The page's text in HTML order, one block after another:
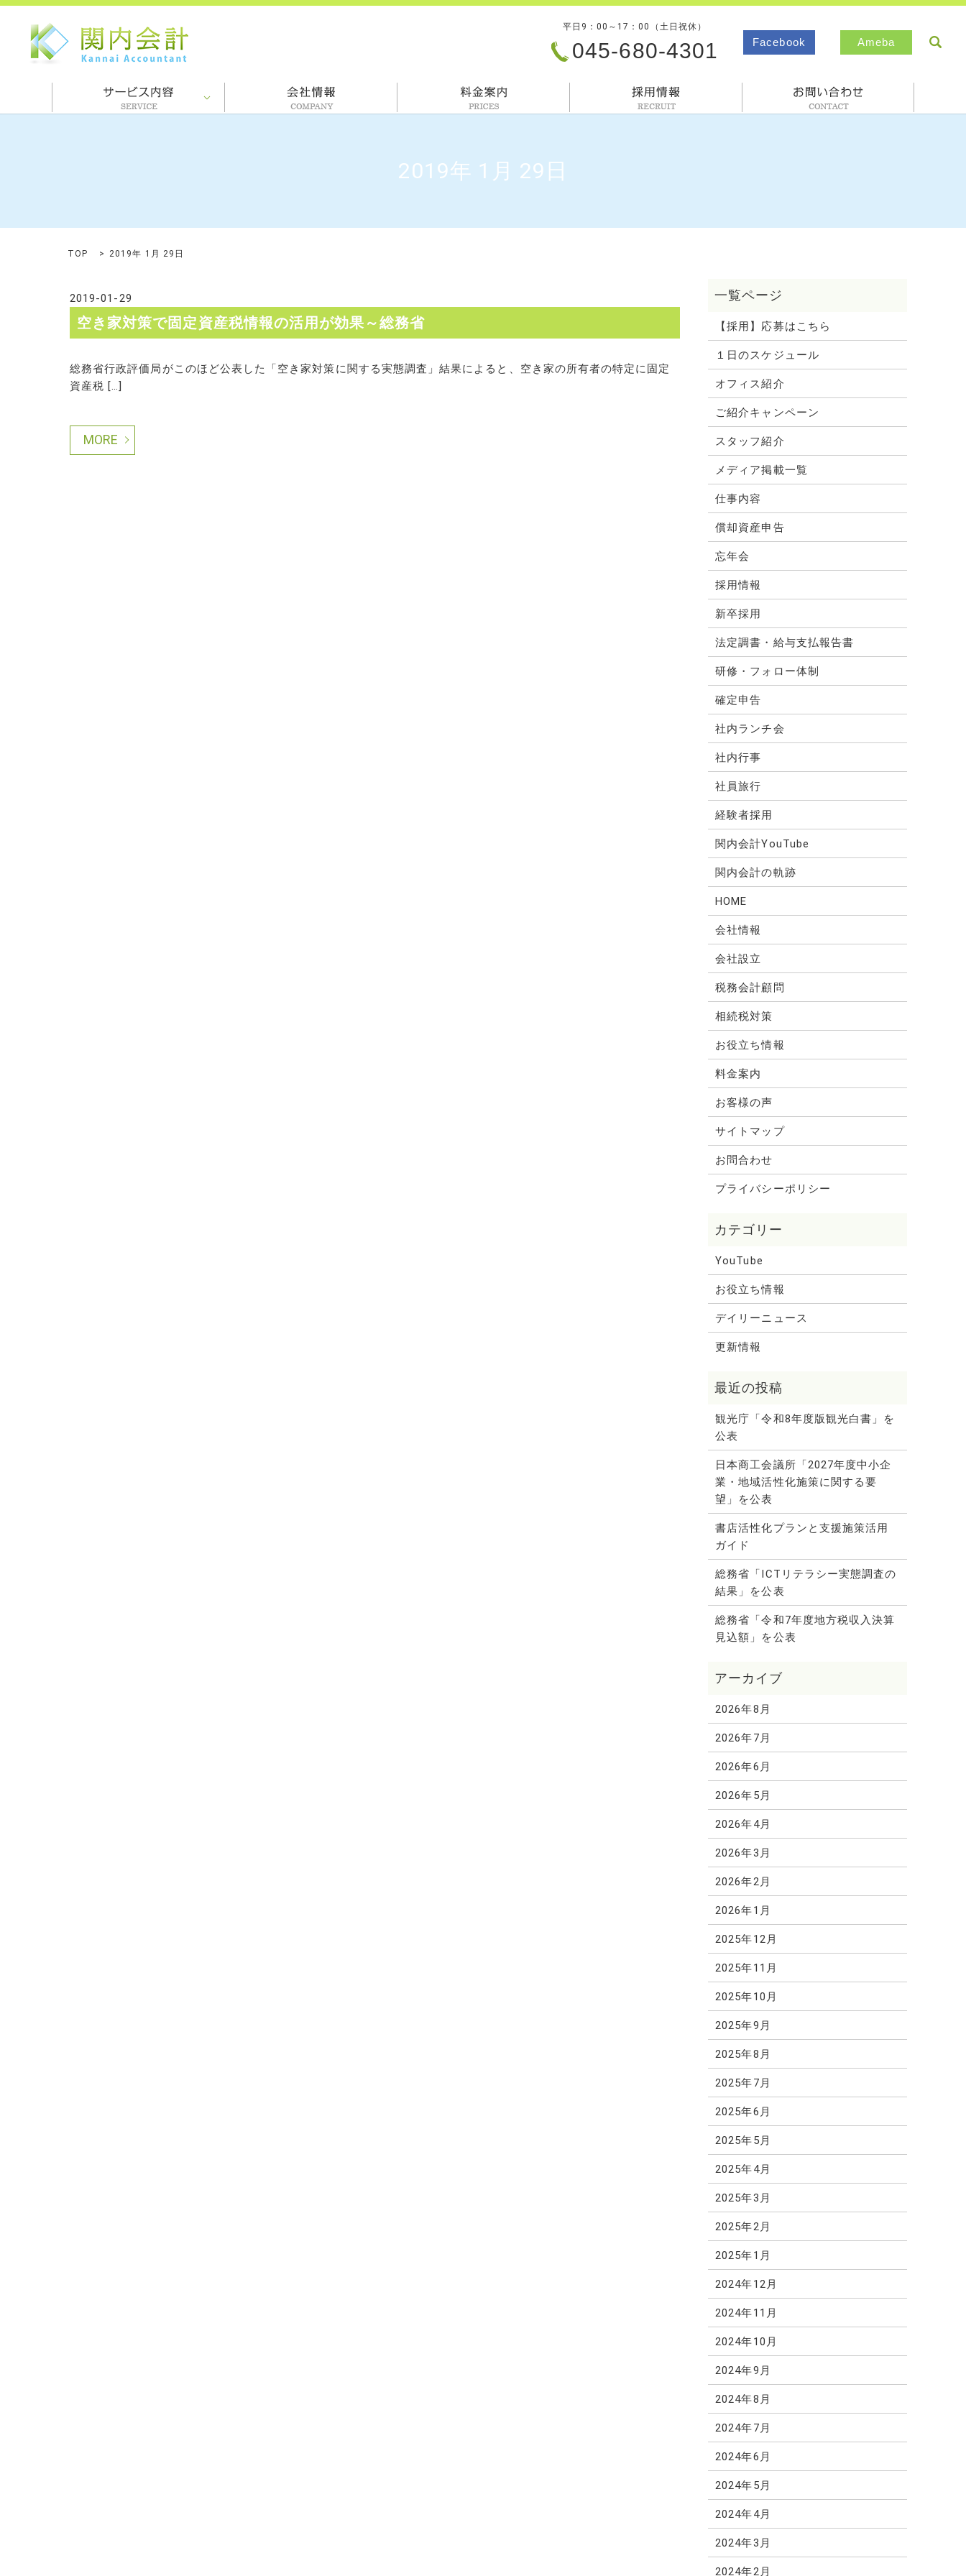
平日9：00～17：00（土日祝休）
045-680-4301 Facebook Ameba
2019年 1月 29日
TOP 2019年 1月 29日
2019-01-29
空き家対策で固定資産税情報の活用が効果～総務省
総務省行政評価局がこのほど公表した「空き家対策に関する実態調査」結果によると、空き家の所有者の特定に固定
資産税 […]
MORE
【採用】応募はこちら
１日のスケジュール
オフィス紹介
ご紹介キャンペーン
スタッフ紹介
メディア掲載一覧
仕事内容
償却資産申告
忘年会
採用情報
新卒採用
法定調書・給与支払報告書
研修・フォロー体制
確定申告
社内ランチ会
社内行事
社員旅行
経験者採用
関内会計YouTube
関内会計の軌跡
HOME
会社情報
会社設立
税務会計顧問
相続税対策
お役立ち情報
料金案内
お客様の声
サイトマップ
お問合わせ
プライバシーポリシー
YouTube
お役立ち情報
デイリーニュース
更新情報
観光庁「令和8年度版観光白書」を
公表
日本商工会議所「2027年度中小企
業・地域活性化施策に関する要
望」を公表
書店活性化プランと支援施策活用
ガイド
総務省「ICTリテラシー実態調査の
結果」を公表
総務省「令和7年度地方税収入決算
見込額」を公表
2026年8月
2026年7月
2026年6月
2026年5月
2026年4月
2026年3月
2026年2月
2026年1月
2025年12月
2025年11月
2025年10月
2025年9月
2025年8月
2025年7月
2025年6月
2025年5月
2025年4月
2025年3月
2025年2月
2025年1月
2024年12月
2024年11月
2024年10月
2024年9月
2024年8月
2024年7月
2024年6月
2024年5月
2024年4月
2024年3月
2024年2月